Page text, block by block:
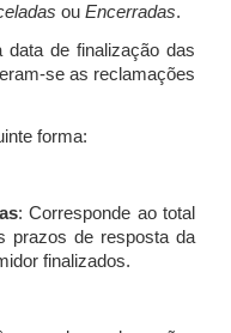
ou Encerradas.
de finalização das
se as reclamações
forma:
: Corresponde ao total
prazos de resposta da
finalizados.